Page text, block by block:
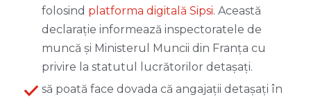
folosind platforma digitală Sipsi. Această
declarație informează inspectoratele de
muncă și Ministerul Muncii din Franța cu
privire la statutul lucrătorilor detașați.
să poată face dovada că angajații detașați în